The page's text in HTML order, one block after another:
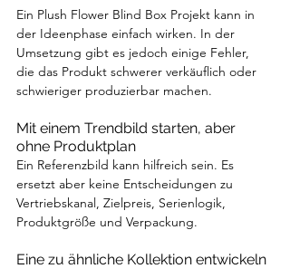
Ein Plush Flower Blind Box Projekt kann in
der Ideenphase einfach wirken. In der
Umsetzung gibt es jedoch einige Fehler,
die das Produkt schwerer verkäuflich oder
schwieriger produzierbar machen.
Mit einem Trendbild starten, aber
ohne Produktplan
Ein Referenzbild kann hilfreich sein. Es
ersetzt aber keine Entscheidungen zu
Vertriebskanal, Zielpreis, Serienlogik,
Produktgröße und Verpackung.
Eine zu ähnliche Kollektion entwickeln